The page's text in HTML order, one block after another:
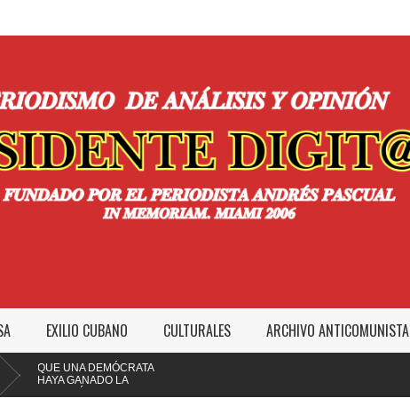
EXILIO CUBANO CULTURALES ARCHIVO ANTICOMUNISTA
QUE UNA DEMÓCRATA
HAYA GANADO LA
DE MIAMI NO